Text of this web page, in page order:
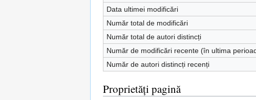
Data ultimei modificări
Număr total de modificări
Număr total de autori distincți
Număr de modificări recente (în ultima
Număr de autori distincți recenți
Proprietăți pagină